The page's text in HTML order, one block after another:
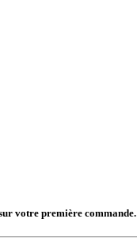
votre première commande.